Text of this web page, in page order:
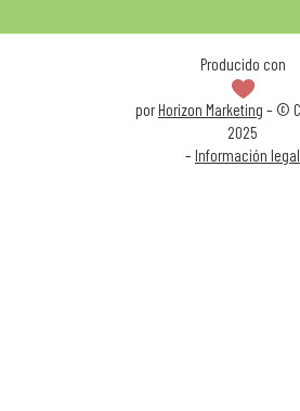
Producido con
porHorizon Marketing – ©
2025
–Información legal